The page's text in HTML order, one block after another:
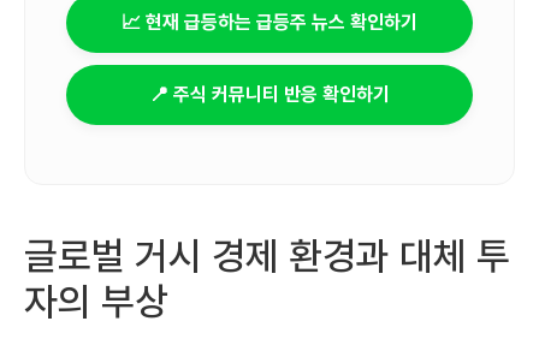
📈 현재 급등하는 급등주 뉴스 확인하기
📍 주식 커뮤니티 반응 확인하기
글로벌 거시 경제 환경과 대체 투
자의 부상